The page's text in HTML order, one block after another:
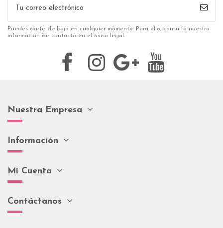
Puedes darte de baja en cualquier momento. Para ello, consulta nuestra
información de contacto en el aviso legal.
Nuestra Empresa
Información
Mi Cuenta
Contáctanos